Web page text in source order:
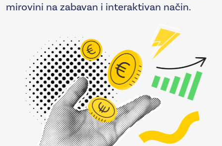
mirovini na zabavan i interaktivan način.